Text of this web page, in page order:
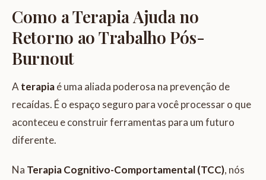
Como a Terapia Ajuda no
Retorno ao Trabalho Pós-
Burnout
A terapiaé uma aliada poderosa na prevenção de
recaídas. É o espaço seguro para você processar o que
aconteceu e construir ferramentas para um futuro
diferente.
Na Terapia Cognitivo-Comportamental (TCC), nós